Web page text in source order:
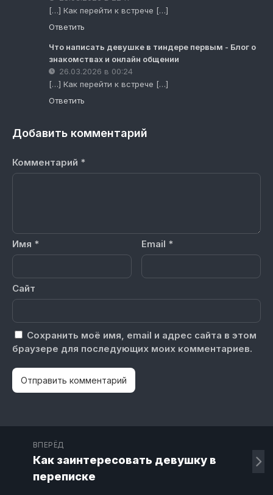
[…] Как перейти к встрече […]
Ответить
Что написать девушке в тиндере первым - Блог о
знакомствах и онлайн общении
26.03.2026 в 00:24
[…] Как перейти к встрече […]
Ответить
Добавить комментарий
Комментарий *
Имя * Email *
Сайт
Сохранить моё имя, email и адрес сайта в этом
браузере для последующих моих комментариев.
ВПЕРЁД
Как заинтересовать девушку в
переписке